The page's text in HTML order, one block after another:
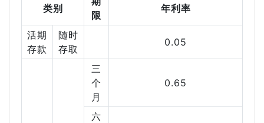
类别
限
年利率
活期
存款
随时
存取
0.05
三
个
月
0.65
六